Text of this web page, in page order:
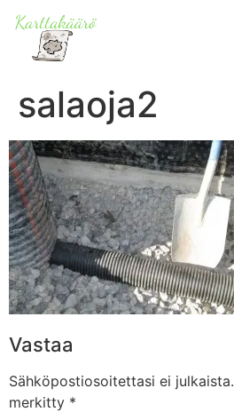
salaoja2
Vastaa
Sähköpostiosoitettasi ei julkaista.
merkitty *